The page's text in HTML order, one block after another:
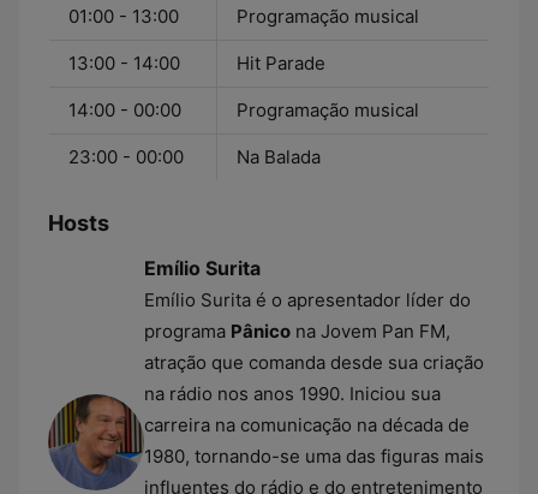
01:00 - 13:00 Programação musical
13:00 - 14:00 Hit Parade
14:00 - 00:00 Programação musical
23:00 - 00:00 Na Balada
Hosts
Emílio Surita
Emílio Surita é o apresentador líder do
programa Pânico na Jovem Pan FM,
atração que comanda desde sua criação
na rádio nos anos 1990. Iniciou sua
carreira na comunicação na década de
1980, tornando-se uma das figuras mais
influentes do rádio e do entretenimento